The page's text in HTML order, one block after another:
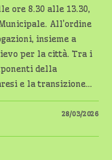
ore 8.30 alle 13.30,
All’ordine
insieme a
per la città. Tra i
della
e la transizione…
28/03/2026